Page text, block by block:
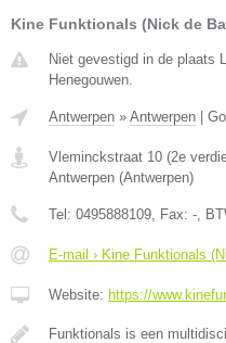
Kine Funktionals (Nick de
Niet gevestigd in de plaats
Henegouwen.
Antwerpen » Antwerpen
Vleminckstraat 10 (2e
Antwerpen (Antwerpen)
Tel: 0495888109, Fax: -,
E-mail › Kine Funktionals
Website: https://
Funktionals is een